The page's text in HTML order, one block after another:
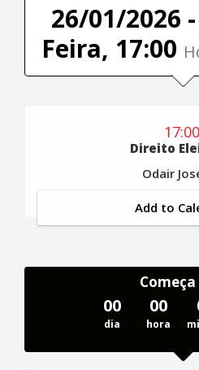
26/01/2026
Feira, 17:00
17:00
Direito
Odair
Add to
00
dia
00
hora